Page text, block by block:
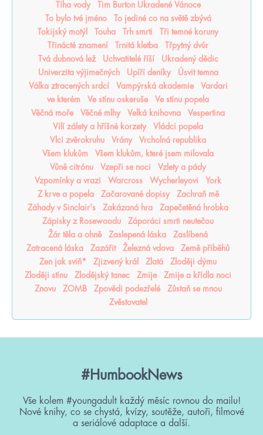
Tíha vody
Tim Burton Ukradené Vánoce
To bylo tvé jméno
To jediné co na světě zbývá
Tokijský motýl
Touha Trh smrti
Tři temné koruny
Třinácté znamení
Trnitá kletba
Třpytný dvůr
Tvá dubnová lež
Uchvatitelé říší
Ukradený dědic
Univerzita výjimečných
Upíří deníky
Úsvit temna
Válka ztracených srdcí
Vampýrská akademie
Vardari
ve kterém
Ve stínu oskeruše
Ve stínu popela
Věčná moře
Věčné mlhy Velká knihovna
Vespertina
Vílí zálety a hříšné korzety
Vládci popela
Vlci zvěrokruhu
Vrány
Vrcholná republika
Všem klukům
Všem klukům, které jsem milovala
Vůně citrónu
Vzepři se noci
Vzlety a pády
Vzpomínky a vrazi
Warcross Wycherleyovi
York
Z krve a popela
Začarované dopisy
Zachraň mě
Záhady v Sinclair's
Zakázaná hra
Zapečetěná hrobka
Zápisky z Rosewoodu
Záporáci smrti neutečou
Žár těla a ohně
Zaslepená láska
Zaslíbená
Zatracená láska
Zazářit Železná vdova
Země příběhů
Zen jak sviň*
Zjizvený král Zlatá
Zloději dýmu
Zloději stínu
Zlodějský tanec Zmije
Zmije a křídla noci
Znovu
ZOMB Zpovědi podezřelé
Zůstaň se mnou
Zvěstovatel
#HumbookNews
Vše kolem #youngadult každý měsíc rovnou do mailu!
Nové knihy, co se chystá, kvízy, soutěže, autoři, filmové
a seriálové adaptace a další.